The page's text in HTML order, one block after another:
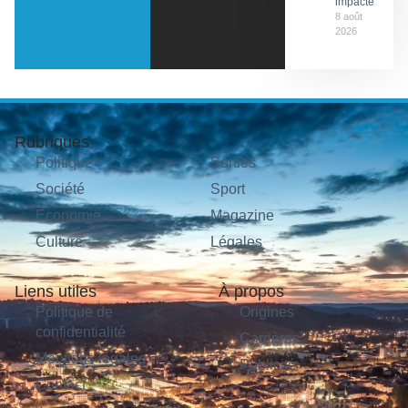
8 août
2026
Rubriques
Politique
Société
Économie
Culture
Sorties
Sport
Magazine
Légales
Liens utiles
Politique de
confidentialité
Mentions légales
Contact
À propos
Origines
Carrières
Publicité